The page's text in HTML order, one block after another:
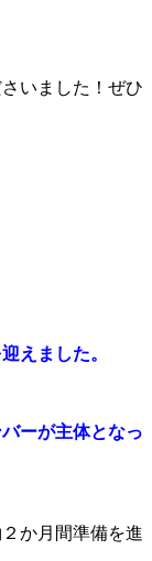
いました！ぜひ
えました。
バーが主体となっ
か月間準備を進